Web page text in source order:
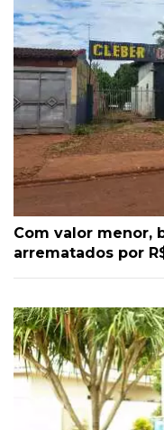
Com valor menor,
arrematados por